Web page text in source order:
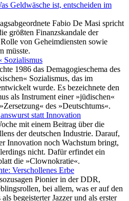
Geldwäsche ist, entscheiden im
Fabio De Masi spricht
größten Finanzskandale der
von Geheimdiensten sowie
müsste.
Sozialismus
1986 das Demagogieschema des
Sozialismus, das im
wurde. Es bezeichnete den
als Instrument einer »jüdischen«
des »Deutschtums«.
statt Innovation
mit einem Beitrag über die
der deutschen Industrie. Darauf,
Innovation noch Wachstum bringt,
nicht. Dafür erfindet ein
die »Clownokratie«.
Verschollenes Erbe
Pionier in der DDR,
bei allem, was er auf den
begeisterter Jazzer und als erster